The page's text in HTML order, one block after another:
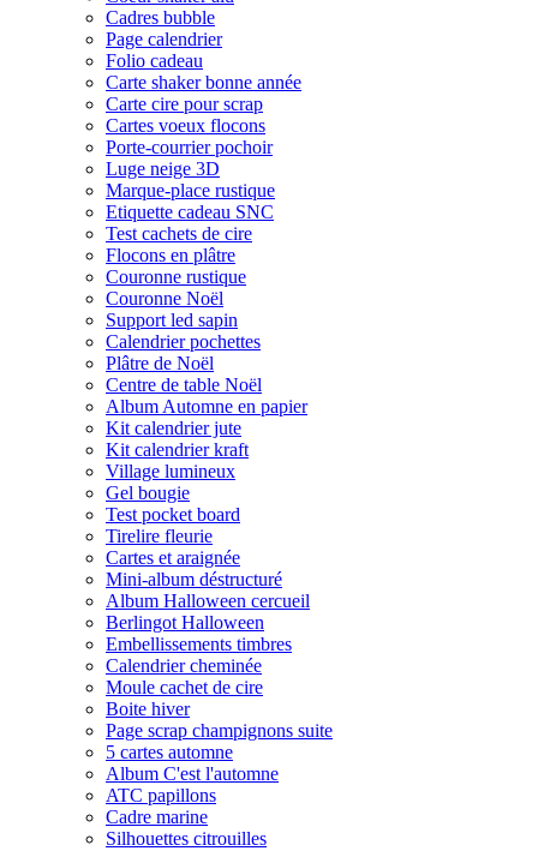
Cadres bubble
Page calendrier
Folio cadeau
Carte shaker bonne année
Carte cire pour scrap
Cartes voeux flocons
Porte-courrier pochoir
Luge neige 3D
Marque-place rustique
Etiquette cadeau SNC
Test cachets de cire
Flocons en plâtre
Couronne rustique
Couronne Noël
Support led sapin
Calendrier pochettes
Plâtre de Noël
Centre de table Noël
Album Automne en papier
Kit calendrier jute
Kit calendrier kraft
Village lumineux
Gel bougie
Test pocket board
Tirelire fleurie
Cartes et araignée
Mini-album déstructuré
Album Halloween cercueil
Berlingot Halloween
Embellissements timbres
Calendrier cheminée
Moule cachet de cire
Boite hiver
Page scrap champignons suite
5 cartes automne
Album C'est l'automne
ATC papillons
Cadre marine
Silhouettes citrouilles